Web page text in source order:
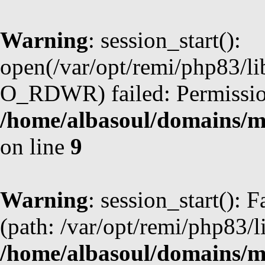
Warning: session_start():
open(/var/opt/remi/php83/
O_RDWR) failed:
/home/albasoul/domains/
on line 9
Warning: session_start():
(path: /var/opt/remi/php83/
/home/albasoul/domains/